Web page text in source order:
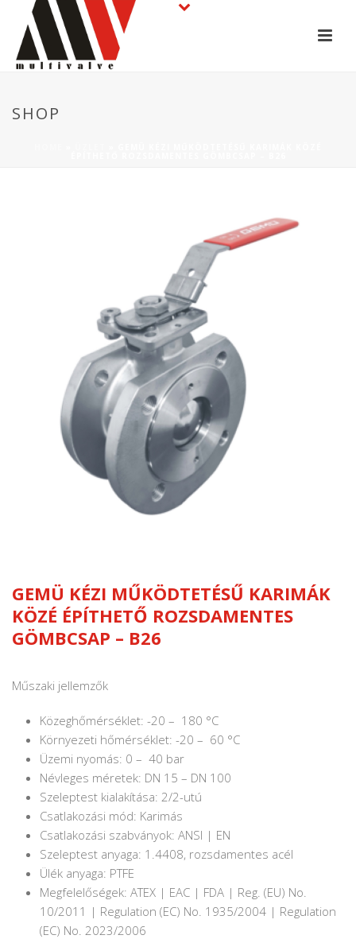
SHOP
GEMÜ KÉZI MŰKÖDTETÉSŰ KARIMÁK
KÖZÉ ÉPÍTHETŐ ROZSDAMENTES
GÖMBCSAP – B26
Műszaki jellemzők
Közeghőmérséklet: -20 – 180 °C
Környezeti hőmérséklet: -20 – 60 °C
Üzemi nyomás: 0 – 40 bar
Névleges méretek: DN 15 – DN 100
Szeleptest kialakítása: 2/2-utú
Csatlakozási mód: Karimás
Csatlakozási szabványok: ANSI | EN
Szeleptest anyaga: 1.4408, rozsdamentes acél
Ülék anyaga: PTFE
Megfelelőségek: ATEX | EAC | FDA | Reg. (EU) No.
10/2011 | Regulation (EC) No. 1935/2004 | Regulation
(EC) No. 2023/2006